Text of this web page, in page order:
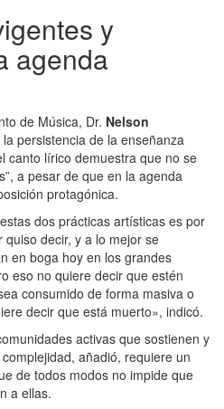
y
agenda
de Música, Dr. Nelson
persistencia de la enseñanza
canto lírico demuestra que no se
a pesar de que en la agenda
protagónica.
dos prácticas artísticas es por
decir, y a lo mejor se
en boga hoy en los grandes
eso no quiere decir que estén
consumido de forma masiva o
decir que está muerto», indicó.
activas que sostienen y
añadió, requiere un
de todos modos no impide que
a ellas.